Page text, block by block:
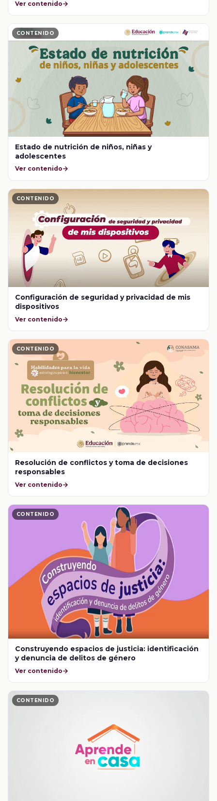
Ver contenido
CONTENIDO
Estado de nutrición de niños, niñas y
adolescentes
Ver contenido
CONTENIDO
Configuración de seguridad y privacidad de mis
dispositivos
Ver contenido
CONTENIDO
Resolución de conflictos y toma de decisiones
responsables
Ver contenido
CONTENIDO
Construyendo espacios de justicia: identificación
y denuncia de delitos de género
Ver contenido
CONTENIDO